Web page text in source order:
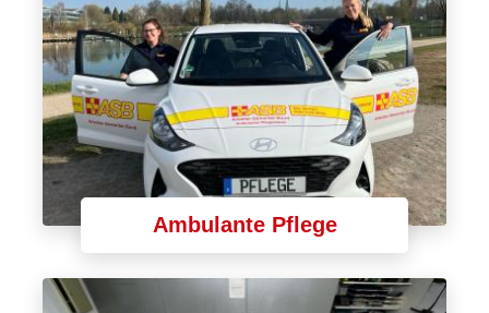
Ambulante Pflege